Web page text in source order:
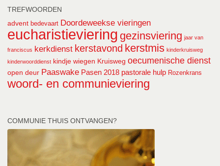
TREFWOORDEN
advent bedevaart Doordeweekse vieringen
eucharistieviering gezinsviering jaar van
franciscus kerkdienst kerstavond kerstmis kinderkruisweg
kinderwoorddienst kindje wiegen Kruisweg oecumenische dienst
open deur Paaswake Pasen 2018 pastorale hulp Rozenkrans
woord- en communieviering
COMMUNIE THUIS ONTVANGEN?